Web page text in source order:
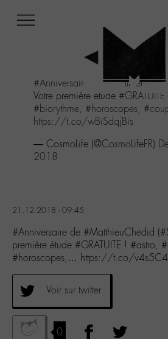
menu
Aller
contenu
Aller
#Anniversaire de
Votre première étude #GRATUITE
#biorythme, #horoscopes,
https://t.co/wBiSdqjBis
— CosmoLife (@CosmoLifeFR)
2018
21.12.2018 - 09:45
#Anniversaire de #MatthieuChedid
première étude #GRATUITE ! #astro,
#horoscopes,… https://t.co/
Voir sur twitter
0